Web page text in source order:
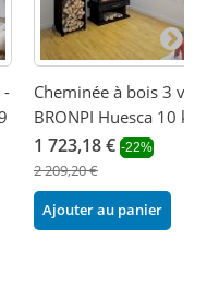
-
Cheminée à bois 3 vitres -
BRONPI Huesca 10 kW
1 723,18 € -22%
2 209,20 €
Ajouter au panier